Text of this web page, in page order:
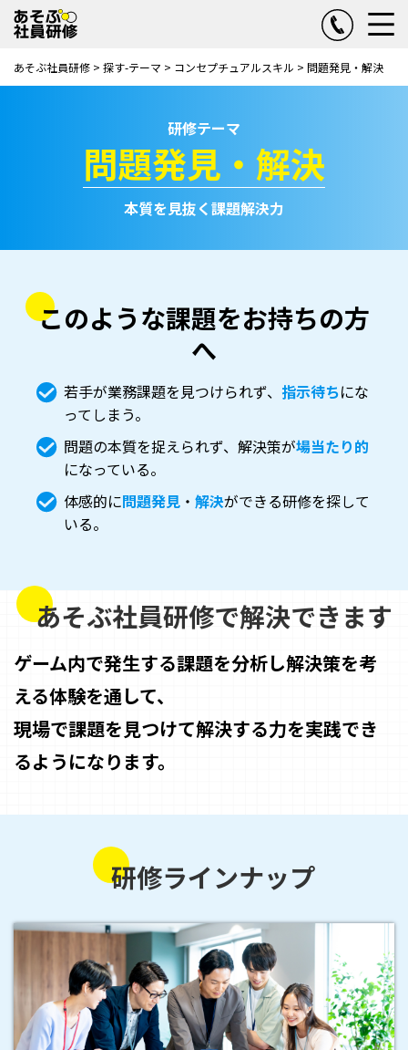
あそぶ社員研修 > 探す-テーマ > コンセプチュアルスキル > 問題発見・解決
研修テーマ
問題発見・解決
本質を見抜く課題解決力
このような課題をお持ちの方
へ
若手が業務課題を見つけられず、 指示待ちにな
ってしまう。
問題の本質を捉えられず、解決策が場当たり的
になっている。
体感的に問題発見 ・ 解決ができる研修を探して
いる。
あそぶ社員研修で解決できます
ゲーム内で発生する課題を分析し解決策を考
える体験を通して、
現場で課題を見つけて解決する力を実践でき
るようになります。
研修ラインナップ